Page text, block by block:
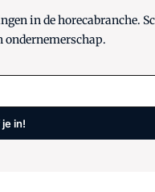
in de horecabranche.
ondernemerschap.
in!